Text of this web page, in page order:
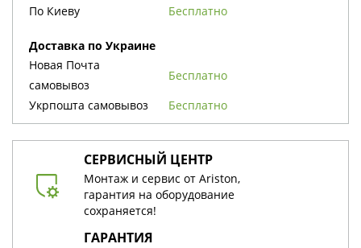
По Киеву
бесплатно
Доставка по Украине
Новая Почта
cамовывоз
бесплатно
Укрпошта cамовывоз
бесплатно
СЕРВИСНЫЙ ЦЕНТР
Монтаж и сервис от Ariston,
гарантия на оборудование
сохраняется!
ГАРАНТИЯ